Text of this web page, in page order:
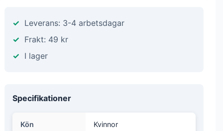
Leverans: 3-4 arbetsdagar
Frakt: 49 kr
I lager
Specifikationer
Kön Kvinnor